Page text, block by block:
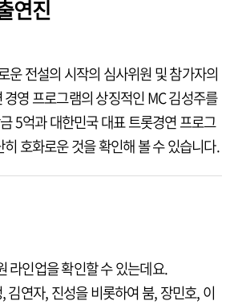
연진
운 전설의 시작의 심사위원 및 참가자의
영 프로그램의 상징적인 MC 김성주를
5억과 대한민국 대표 트롯경연 프로그
호화로운 것을 확인해 볼 수 있습니다.
라인업을 확인할 수 있는데요.
김연자, 진성을 비롯하여 붐, 장민호, 이